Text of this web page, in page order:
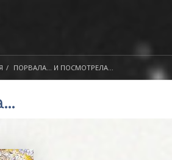
ПОРВАЛА… И ПОСМОТРЕЛА...